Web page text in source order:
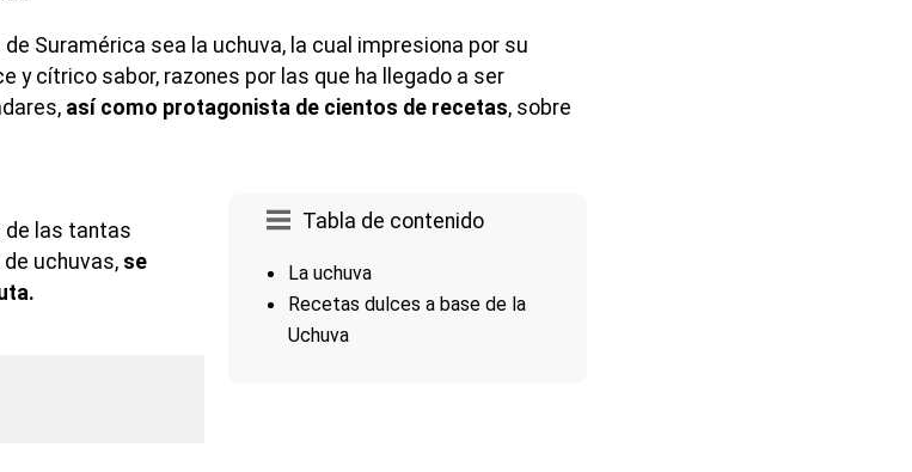
Suramérica sea la uchuva, la cual impresiona por su
y cítrico sabor, razones por las que ha llegado a ser
así como protagonista de cientos de recetas, sobre
Tabla de contenido
La uchuva
Recetas dulces a base de la
Uchuva
de las tantas
uchuvas, se